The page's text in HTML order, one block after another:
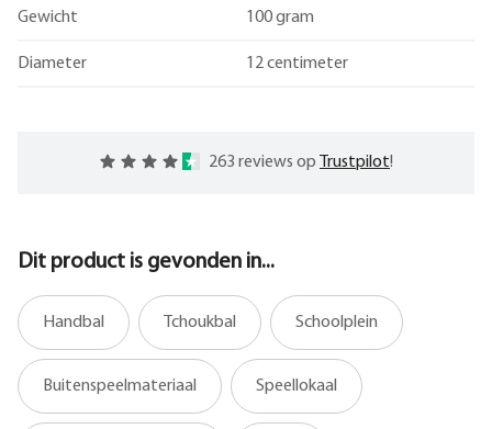
Gewicht 100 gram
Diameter 12 centimeter
263 reviews op Trustpilot!
Dit product is gevonden in...
Handbal Tchoukbal Schoolplein
Buitenspeelmateriaal Speellokaal